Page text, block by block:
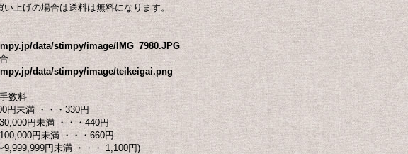
い上げの場合は送料は無料になります。
data/stimpy/image/IMG_7980.JPG
data/stimpy/image/teikeigai.png
数料
円未満 ・・・330円
円未満 ・・・440円
円未満 ・・・660円
9,999,999円未満 ・・・ 1,100円)